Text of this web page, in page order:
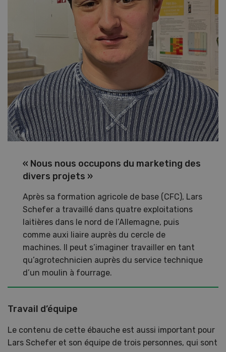
« Nous nous occupons du marketing des
divers projets »
Après sa formation agricole de base (CFC), Lars
Schefer a travaillé dans quatre exploitations
laitières dans le nord de l’Allemagne, puis
comme auxi liaire auprès du cercle de
machines. Il peut s’imaginer travailler en tant
qu’agrotechnicien auprès du service technique
d’un moulin à fourrage.
Travail d’équipe
Le contenu de cette ébauche est aussi important pour
Lars Schefer et son équipe de trois personnes, qui sont